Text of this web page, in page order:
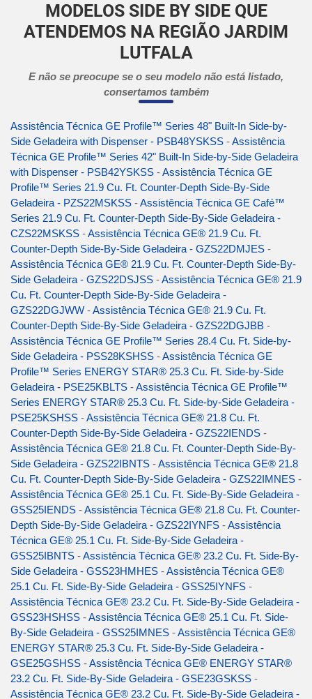
MODELOS SIDE BY SIDE QUE
ATENDEMOS NA REGIÃO JARDIM
LUTFALA
E não se preocupe se o seu modelo não está listado,
consertamos também
Assistência Técnica GE Profile™ Series 48" Built-In Side-by-
Side Geladeira with Dispenser - PSB48YSKSS -Assistência
Técnica GE Profile™ Series 42" Built-In Side-by-Side Geladeira
with Dispenser - PSB42YSKSS -Assistência Técnica GE
Profile™ Series 21.9 Cu. Ft. Counter-Depth Side-By-Side
Geladeira - PZS22MSKSS -Assistência Técnica GE Café™
Series 21.9 Cu. Ft. Counter-Depth Side-By-Side Geladeira -
CZS22MSKSS -Assistência Técnica GE® 21.9 Cu. Ft.
Counter-Depth Side-By-Side Geladeira - GZS22DMJES -
Assistência Técnica GE® 21.9 Cu. Ft. Counter-Depth Side-By-
Side Geladeira - GZS22DSJSS -Assistência Técnica GE® 21.9
Cu. Ft. Counter-Depth Side-By-Side Geladeira -
GZS22DGJWW -Assistência Técnica GE® 21.9 Cu. Ft.
Counter-Depth Side-By-Side Geladeira - GZS22DGJBB -
Assistência Técnica GE Profile™ Series 28.4 Cu. Ft. Side-by-
Side Geladeira - PSS28KSHSS -Assistência Técnica GE
Profile™ Series ENERGY STAR® 25.3 Cu. Ft. Side-by-Side
Geladeira - PSE25KBLTS -Assistência Técnica GE Profile™
Series ENERGY STAR® 25.3 Cu. Ft. Side-by-Side Geladeira -
PSE25KSHSS -Assistência Técnica GE® 21.8 Cu. Ft.
Counter-Depth Side-By-Side Geladeira - GZS22IENDS -
Assistência Técnica GE® 21.8 Cu. Ft. Counter-Depth Side-By-
Side Geladeira - GZS22IBNTS -Assistência Técnica GE® 21.8
Cu. Ft. Counter-Depth Side-By-Side Geladeira - GZS22IMNES -
Assistência Técnica GE® 25.1 Cu. Ft. Side-By-Side Geladeira -
GSS25IENDS -Assistência Técnica GE® 21.8 Cu. Ft. Counter-
Depth Side-By-Side Geladeira - GZS22IYNFS -Assistência
Técnica GE® 25.1 Cu. Ft. Side-By-Side Geladeira -
GSS25IBNTS -Assistência Técnica GE® 23.2 Cu. Ft. Side-By-
Side Geladeira - GSS23HMHES -Assistência Técnica GE®
25.1 Cu. Ft. Side-By-Side Geladeira - GSS25IYNFS -
Assistência Técnica GE® 23.2 Cu. Ft. Side-By-Side Geladeira -
GSS23HSHSS -Assistência Técnica GE® 25.1 Cu. Ft. Side-
By-Side Geladeira - GSS25IMNES -Assistência Técnica GE®
ENERGY STAR® 25.3 Cu. Ft. Side-By-Side Geladeira -
GSE25GSHSS -Assistência Técnica GE® ENERGY STAR®
23.2 Cu. Ft. Side-By-Side Geladeira - GSE23GSKSS -
Assistência Técnica GE® 23.2 Cu. Ft. Side-By-Side Geladeira -